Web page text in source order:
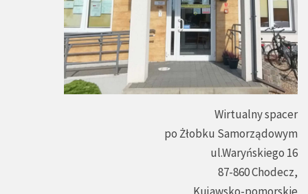
Wirtualny spacer
po Żłobku Samorządowym
ul.Waryńskiego 16
87-860 Chodecz,